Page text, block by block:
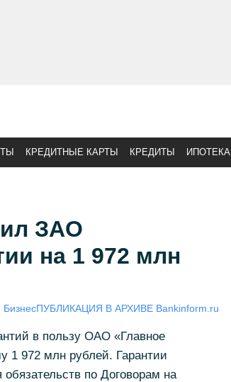
КРЕДИТНЫЕ КАРТЫ КРЕДИТЫ ИПОТЕКА
ЗАО
на 1 972 млн
БизнесПУБЛИКАЦИЯ В АРХИВЕ Bankinform.ru
в пользу ОАО «Главное
1 972 млн рублей. Гарантии
по Договорам на